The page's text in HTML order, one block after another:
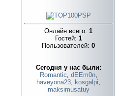
Онлайн всего: 1
Гостей: 1
Пользователей: 0
Cегодня у нас были:
Romantic, dEEm0n,
haveyona23, kosgalpi,
maksimusatuy